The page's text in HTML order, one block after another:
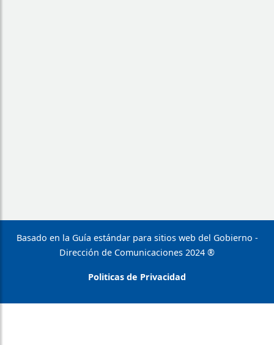
Basado en la Guía estándar para sitios web del Gobierno -
Dirección de Comunicaciones 2024 ®
Politicas de Privacidad